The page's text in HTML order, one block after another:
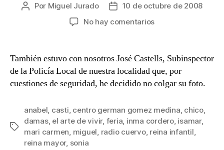
Autor
Por Miguel Jurado
Fecha10 de octubre de 2008
No hay comentariosen
de
Feria
en
Radio
También estuvo con nosotros José Castells, Subinspector
de la Policía Local de nuestra localidad que, por
cuestiones de seguridad, he decidido no colgar su foto.
Etiquetas
anabel casti centro german gomez medina chico,
damas, el arte de vivir, feria inma cordero, isamar,
mari carmen miguel radio cuervo, reina infantil
reina mayor, sonia